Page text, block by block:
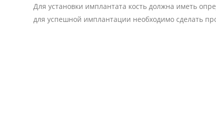
Для установки имплантата кость должна иметь
для успешной имплантации необходимо сделать